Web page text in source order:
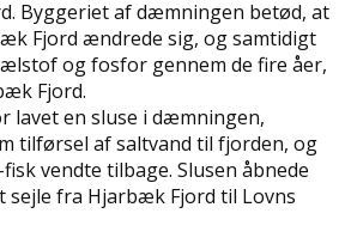
Byggeriet af dæmningen betød, at
Fjord ændrede sig, og samtidigt
og fosfor gennem de fire åer,
Fjord.
lavet en sluse i dæmningen,
tilførsel af saltvand til fjorden, og
vendte tilbage. Slusen åbnede
sejle fra Hjarbæk Fjord til Lovns